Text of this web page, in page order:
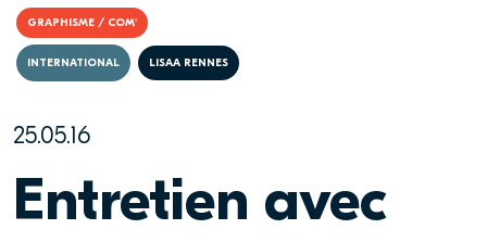
GRAPHISME / COM'
25.05.16
INTERNATIONAL LISAA RENNES
Entretien avec